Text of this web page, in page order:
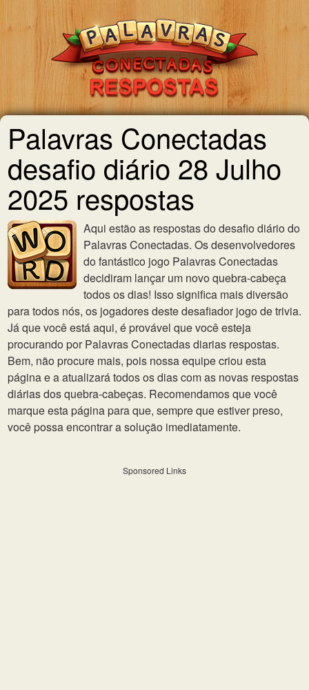
Palavras Conectadas
desafio diário 28 Julho
2025 respostas
Aqui estão as respostas do desafio diário do
Palavras Conectadas. Os desenvolvedores
do fantástico jogo Palavras Conectadas
decidiram lançar um novo quebra-cabeça
todos os dias! Isso significa mais diversão
para todos nós, os jogadores deste desafiador jogo de trivia.
Já que você está aqui, é provável que você esteja
procurando por Palavras Conectadas diarias respostas.
Bem, não procure mais, pois nossa equipe criou esta
página e a atualizará todos os dias com as novas respostas
diárias dos quebra-cabeças. Recomendamos que você
marque esta página para que, sempre que estiver preso,
você possa encontrar a solução imediatamente.
Sponsored Links